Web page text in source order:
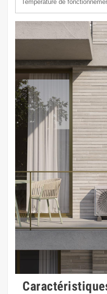
Température de